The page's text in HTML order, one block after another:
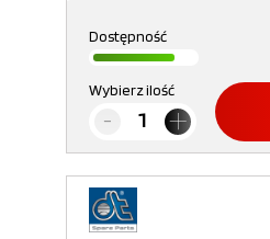
Dostępność
Wybierz ilość